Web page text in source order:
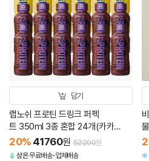
담기
랩노쉬 프로틴 드링크 퍼펙
트 350ml 3종 혼합 24개(카카
오 12+바나나 6+그레인 6)
20% 41760원 52200원
상온무료배송 업체배송